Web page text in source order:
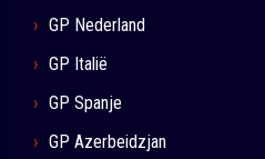
GP Nederland
GP Italië
GP Spanje
GP Azerbeidzjan